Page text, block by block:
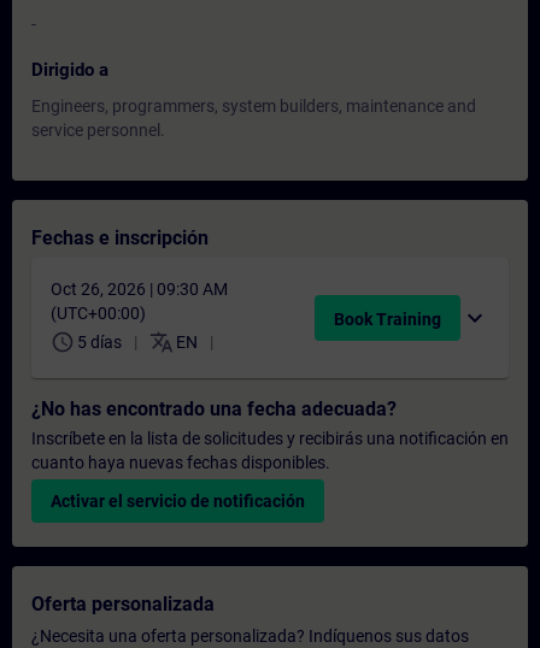
-
Dirigido a
Engineers, programmers, system builders, maintenance and
service personnel.
Fechas e inscripción
Oct 26, 2026 | 09:30 AM
(UTC+00:00)
schedule 5 días translate EN
Book Training expand_more
¿No has encontrado una fecha adecuada?
Inscríbete en la lista de solicitudes y recibirás una notificación en
cuanto haya nuevas fechas disponibles.
Activar el servicio de notificación
Oferta personalizada
¿Necesita una oferta personalizada? Indíquenos sus datos